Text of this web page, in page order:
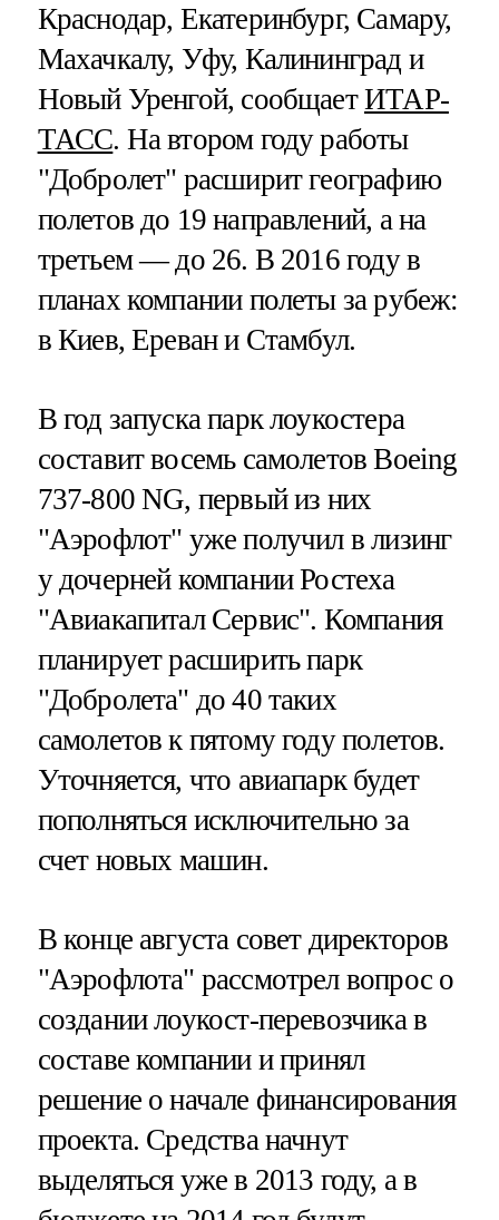
Краснодар, Екатеринбург, Самару,
Махачкалу, Уфу, Калининград и
Новый Уренгой, сообщаетИТАР-
ТАСС. На втором году работы
"Добролет" расширит географию
полетов до 19 направлений, а на
третьем — до 26. В 2016 году в
планах компании полеты за рубеж:
в Киев, Ереван и Стамбул.
В год запуска парк лоукостера
составит восемь самолетов Boeing
737-800 NG, первый из них
"Аэрофлот" уже получил в лизинг
у дочерней компании Ростеха
"Авиакапитал Сервис". Компания
планирует расширить парк
"Добролета" до 40 таких
самолетов к пятому году полетов.
Уточняется, что авиапарк будет
пополняться исключительно за
счет новых машин.
В конце августа совет директоров
"Аэрофлота" рассмотрел вопрос о
создании лоукост-перевозчика в
составе компании и принял
решение о начале финансирования
проекта. Средства начнут
выделяться уже в 2013 году, а в